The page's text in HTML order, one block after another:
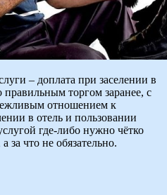
– доплата при заселении в
торгом заранее, с
отношением к
в отель и пользовании
где-либо нужно чётко
за что не обязательно.